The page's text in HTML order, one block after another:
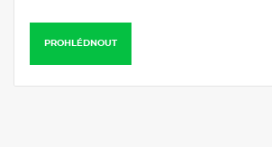
PROHLÉDNOUT